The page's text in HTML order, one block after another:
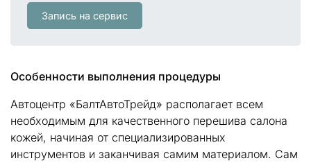
Запись на сервис
Особенности выполнения процедуры
Автоцентр «БалтАвтоТрейд» располагает всем
необходимым для качественного перешива салона
кожей, начиная от специализированных
инструментов и заканчивая самим материалом. Сам